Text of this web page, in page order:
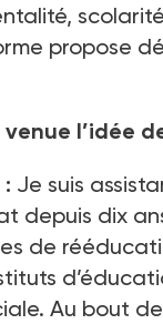
propose
l’idée
Je suis
depuis dix
de
Au bout